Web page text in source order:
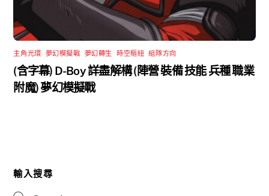
主角光環 夢幻模擬戰 夢幻轉生 ,時空樞紐 ,組隊方向
(含字幕) D-Boy 詳盡解構 (陣營 裝備 技能 兵種 職業
附魔) 夢幻模擬戰
輸入搜尋